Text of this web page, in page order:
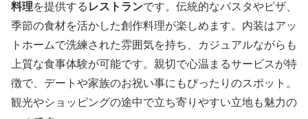
料理を提供する レストランです。伝統的なパスタやピザ、
季節の食材を活かした創作料理が楽しめます。内装はアッ
トホームで洗練された雰囲気を持ち、カジュアルながらも
上質な食事体験が可能です。親切で心温まるサービスが特
徴で、デートや家族のお祝い事にもぴったりのスポット。
観光やショッピングの途中で立ち寄りやすい立地も魅力の